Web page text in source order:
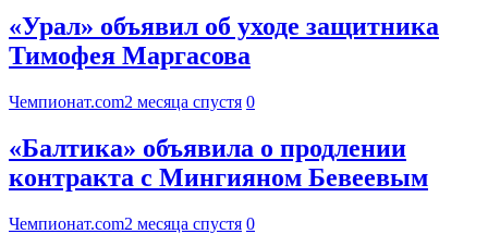
«Урал» объявил об уходе защитника
Тимофея Маргасова
Чемпионат.com2 месяца спустя 0
«Балтика» объявила о продлении
контракта с Мингияном Бевеевым
Чемпионат.com2 месяца спустя 0